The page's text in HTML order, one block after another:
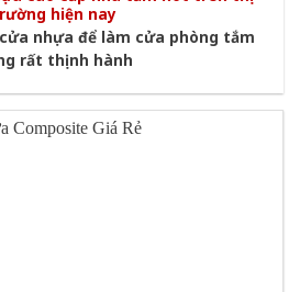
hiện nay
nhựa để làm cửa phòng tắm
rất thịnh hành